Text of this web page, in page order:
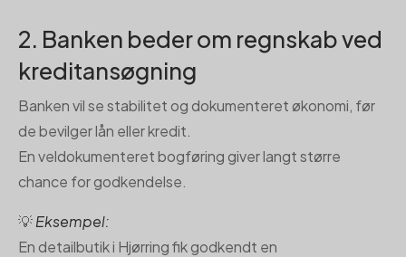
2. Banken beder om regnskab ved
kreditansøgning
Banken vil se stabilitet og dokumenteret økonomi, før
de bevilger lån eller kredit.
En veldokumenteret bogføring giver langt større
chance for godkendelse.
💡Eksempel:
En detailbutik i Hjørring fik godkendt en